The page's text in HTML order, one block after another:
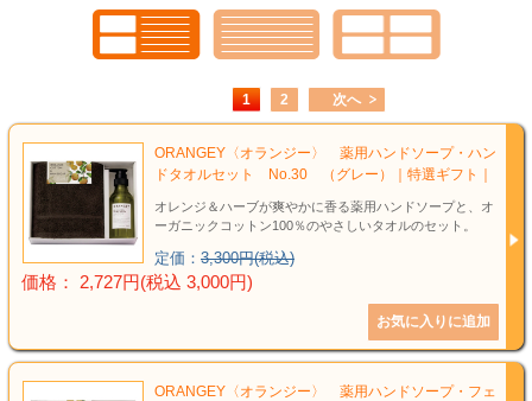
1 2 次へ
ORANGEY〈オランジー〉 薬用ハンドソープ・ハン
ドタオルセット No.30 （グレー）｜特選ギフト｜
オレンジ＆ハーブが爽やかに香る薬用ハンドソープと、オ
ーガニックコットン100％のやさしいタオルのセット。
定価： 3,300円(税込)
価格： 2,727円(税込 3,000円)
ORANGEY〈オランジー〉 薬用ハンドソープ・フェ